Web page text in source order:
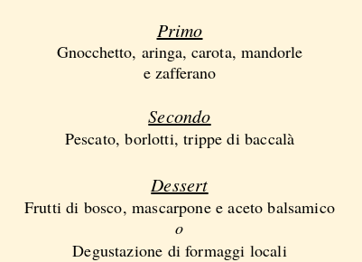
Primo
Gnocchetto, aringa, carota, mandorle
e zafferano
Secondo
Pescato, borlotti, trippe di baccalà
Dessert
Frutti di bosco, mascarpone e aceto balsamico
o
Degustazione di formaggi locali